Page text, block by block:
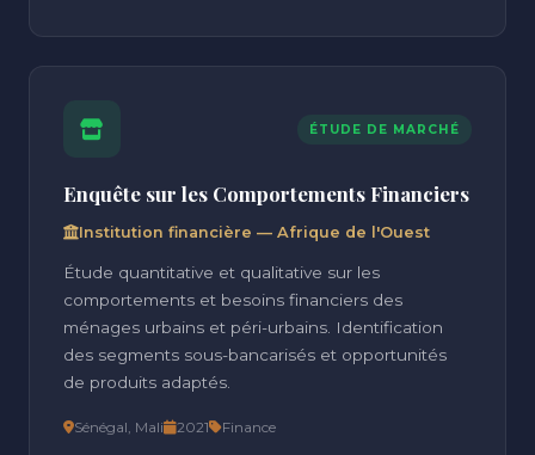
ÉTUDE DE MARCHÉ
Enquête sur les Comportements Financiers
Institution financière — Afrique de l'Ouest
Étude quantitative et qualitative sur les
comportements et besoins financiers des
ménages urbains et péri-urbains. Identification
des segments sous-bancarisés et opportunités
de produits adaptés.
Sénégal, Mali 2021 Finance